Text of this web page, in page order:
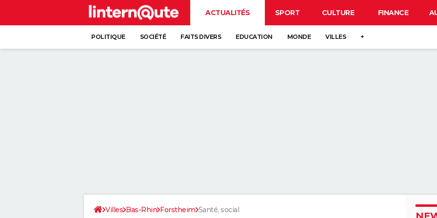
ACTUALITÉS SPORT CULTURE FINANCE
POLITIQUE SOCIÉTÉ FAITS DIVERS EDUCATION MONDE VILLES +
Villes Bas-Rhin Forstheim Santé, social